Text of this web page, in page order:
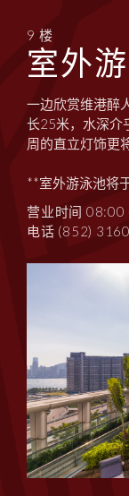
9 楼
室外
一边欣赏维港醉
长25米，水深介
周的直立灯饰更
**室外游泳池将
营业时间
电话 (852)